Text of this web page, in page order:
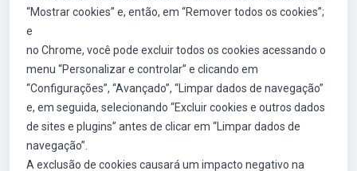
“Mostrar cookies” e, então, em “Remover todos os cookies”;
e
no Chrome, você pode excluir todos os cookies acessando o
menu “Personalizar e controlar” e clicando em
“Configurações”, “Avançado”, “Limpar dados de navegação”
e, em seguida, selecionando “Excluir cookies e outros dados
de sites e plugins” antes de clicar em “Limpar dados de
navegação”.
A exclusão de cookies causará um impacto negativo na